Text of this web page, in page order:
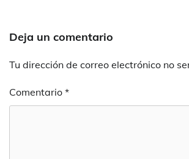
Deja un comentario
Tu dirección de correo electrónico no
Comentario *